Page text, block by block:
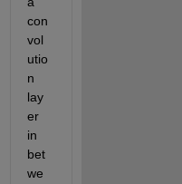
con
vol
utio
n
lay
er
in
bet
we